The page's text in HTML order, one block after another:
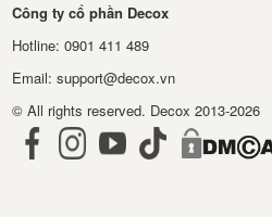
Công ty cổ phần Decox
Hotline: 0901 411 489
Email: support@decox.vn
© All rights reserved. Decox 2013-2026